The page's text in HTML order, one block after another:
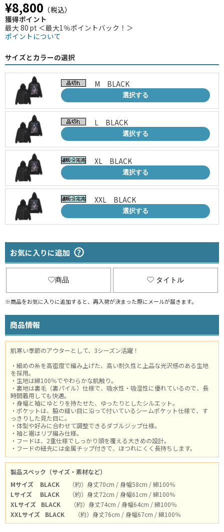
¥8,800 （税込）
獲得ポイント
最大 80 pt ＜最大1％ポイントバック！＞
ポイントについて
サイズとカラーの選択
M BLACK
選択する
L BLACK
選択する
XL BLACK
選択する
XXL BLACK
選択する
お気に入りに追加
商品 タイトル
※商品をお気に入りに追加すると、再入荷が決まった際にメールが届きます。
商品情報
肌寒い季節のアウターとして、3シーズン活躍！
・細めの糸を高密度で編み上げた、高い耐久性と上品な光沢感のある生地
を採用。
・生地は綿100％でやわらかな肌触り。
・裏地は裏毛（裏パイル）仕様で、吸水性・吸湿性に優れているので、長
時間着用しても快適。
・身幅と袖にゆとりを持たせた、ゆったりとしたシルエット。
・ポケットは、脇の縫い目に沿って付いているシームポケット仕様で、す
っきりした見た目に。
・体型や好みに合わせて調整できるダブルジップ仕様。
・袖と裾はリブ編み仕様。
・フードは、2重仕様でしっかり頭を覆える大きめの設計。
・フードの紐先には金属チップ付きで、ほつれにくく長持ちします。
製品スペック（サイズ・素材など）
Mサイズ
BLACK
（約）身丈70cm / 身幅58cm / 綿100％
Lサイズ
BLACK
（約）身丈72cm / 身幅61cm / 綿100％
XLサイズ
BLACK
（約）身丈74cm / 身幅64cm / 綿100％
XXLサイズ
BLACK （約）身丈76cm / 身幅67cm / 綿100％